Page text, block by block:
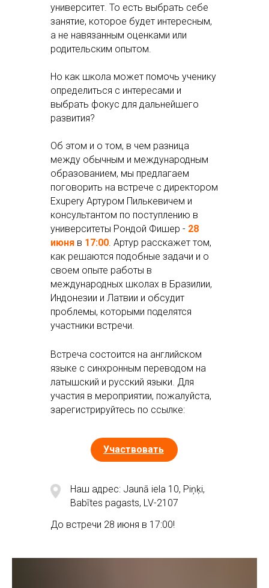
университет. То есть выбрать себе
занятие, которое будет интересным,
а не навязанным оценками или
родительским опытом.
Но как школа может помочь ученику
определиться с интересами и
выбрать фокус для дальнейшего
развития?
Об этом и о том, в чем разница
между обычным и международным
образованием, мы предлагаем
поговорить на встрече с директором
Exupery Артуром Пилькевичем и
консультантом по поступлению в
университеты Рондой Фишер - 28
июня в 17:00. Артур расскажет том,
как решаются подобные задачи и о
своем опыте работы в
международных школах в Бразилии,
Индонезии и Латвии и обсудит
проблемы, которыми поделятся
участники встречи.
Встреча состоится на английском
языке с синхронным переводом на
латышский и русский языки. Для
участия в мероприятии, пожалуйста,
зарегистрируйтесь по ссылке:
Участвовать
Наш адрес: Jaunā iela 10, Piņķi,
Babītes pagasts, LV-2107
До встречи 28 июня в 17:00!